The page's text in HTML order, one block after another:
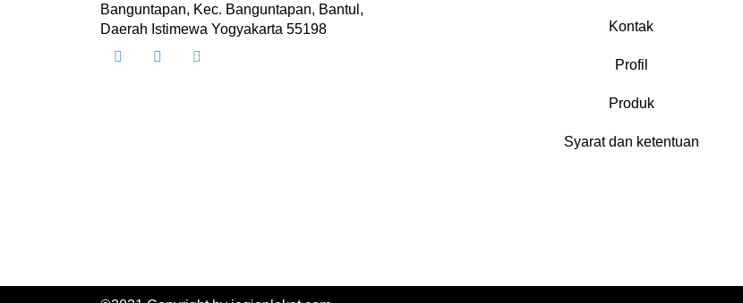
Banguntapan, Kec. Banguntapan, Bantul,
Daerah Istimewa Yogyakarta 55198
Kontak
Profil
Produk
Syarat dan ketentuan